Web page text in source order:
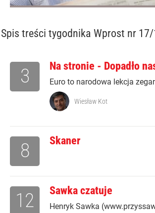
Spis treści tygodnika Wprost nr
Na stronie - Dopadło
Euro to narodowa lekcja
3
Wiesław Kot
Skaner
8
Sawka czatuje
Henryk Sawka
12